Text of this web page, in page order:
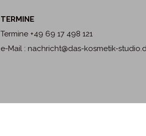
TERMINE
Termine +49 69 17 498 121
e-Mail : nachricht@das-kosmetik-